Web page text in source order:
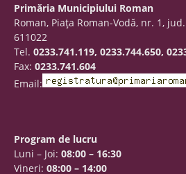
Primăria Municipiului Roman
Roman, Piaţa Roman-Vodă, nr. 1,
611022
Tel. 0233.741.119, 0233.744.650,
Fax: 0233.741.604
Email:
Program de lucru
Luni – Joi: 08:00 – 16:30
Vineri: 08:00 – 14:00